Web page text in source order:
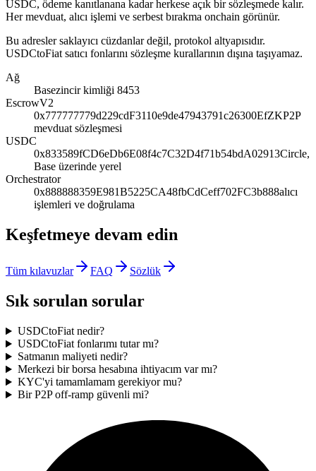
USDC, ödeme kanıtlanana kadar herkese açık bir sözleşmede kalır.
Her mevduat, alıcı işlemi ve serbest bırakma onchain görünür.
Bu adresler saklayıcı cüzdanlar değil, protokol altyapısıdır.
USDCtoFiat satıcı fonlarını sözleşme kurallarının dışına taşıyamaz.
Ağ
Basezincir kimliği 8453
EscrowV2
0x777777779d229cdF3110e9de47943791c26300EfZKP2P
mevduat sözleşmesi
USDC
0x833589fCD6eDb6E08f4c7C32D4f71b54bdA02913Circle,
Base üzerinde yerel
Orchestrator
0x888888359E981B5225CA48fbCdCeff702FC3b888alıcı
işlemleri ve doğrulama
Keşfetmeye devam edin
Tüm kılavuzlar FAQ Sözlük
Sık sorulan sorular
USDCtoFiat nedir?
USDCtoFiat fonlarımı tutar mı?
Satmanın maliyeti nedir?
Merkezi bir borsa hesabına ihtiyacım var mı?
KYC'yi tamamlamam gerekiyor mu?
Bir P2P off-ramp güvenli mi?